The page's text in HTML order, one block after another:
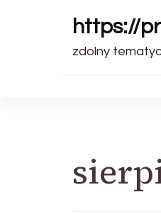
https://
zdolny